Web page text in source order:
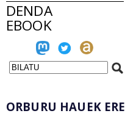
DENDA
EBOOK
ORBURU HAUEK ERE